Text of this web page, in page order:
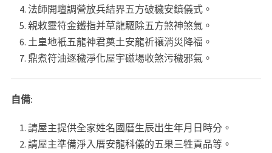
法師開壇調營放兵結界五方破穢安鎮儀式。
親敕靈符金鐵指并草龍驅除五方煞神煞氣。
土皇地衹五龍神君奠土安龍祈禳消災降福。
鼎煮符油逐穢淨化屋宇磁場收煞污穢邪氣。
自備:
請屋主提供全家姓名國曆生辰出生年月日時分。
請屋主準備淨入厝安龍科儀的五果三牲貢品等。